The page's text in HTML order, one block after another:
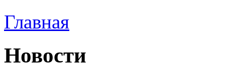
Главная
Новости